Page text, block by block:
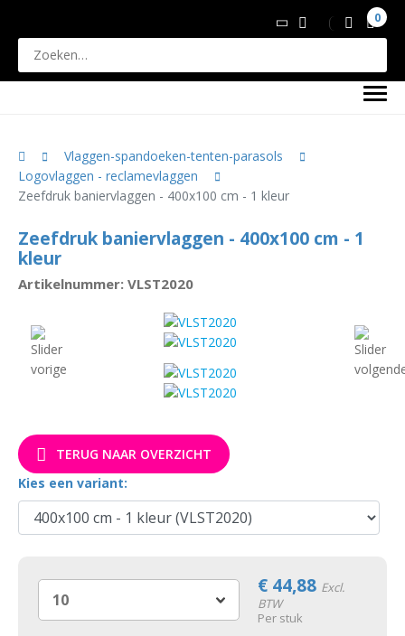
0
Vlaggen-spandoeken-tenten-parasols
Logovlaggen - reclamevlaggen
Zeefdruk baniervlaggen - 400x100 cm - 1 kleur
Zeefdruk baniervlaggen - 400x100 cm - 1
kleur
Artikelnummer: VLST2020
TERUG NAAR OVERZICHT
Kies een variant:
€ 44,88 Excl.
BTW
Per stuk